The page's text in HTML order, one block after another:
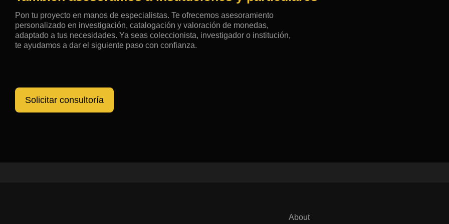
Pon tu proyecto en manos de especialistas. Te ofrecemos asesoramiento
personalizado en investigación, catalogación y valoración de monedas,
adaptado a tus necesidades. Ya seas coleccionista, investigador o institución,
te ayudamos a dar el siguiente paso con confianza.
Solicitar consultoría
About